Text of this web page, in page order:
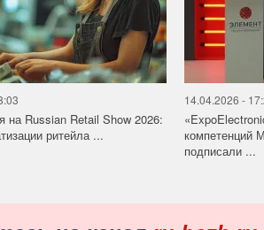
на Russian Retail Show 2026:
ритейла ...
14.04.2026 -
компетенций
подписали ...